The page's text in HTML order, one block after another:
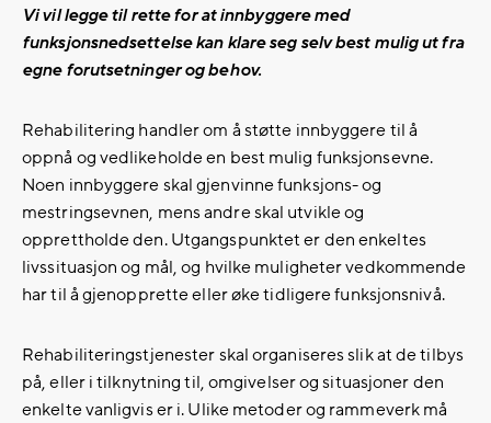
Vi vil legge til rette for at innbyggere med
funksjonsnedsettelse kan klare seg selv best mulig ut fra
egne forutsetninger og behov.
Rehabilitering handler om å støtte innbyggere til å
oppnå og vedlikeholde en best mulig funksjonsevne.
Noen innbyggere skal gjenvinne funksjons- og
mestringsevnen, mens andre skal utvikle og
opprettholde den. Utgangspunktet er den enkeltes
livssituasjon og mål, og hvilke muligheter vedkommende
har til å gjenopprette eller øke tidligere funksjonsnivå.
Rehabiliteringstjenester skal organiseres slik at de tilbys
på, eller i tilknytning til, omgivelser og situasjoner den
enkelte vanligvis er i. Ulike metoder og rammeverk må